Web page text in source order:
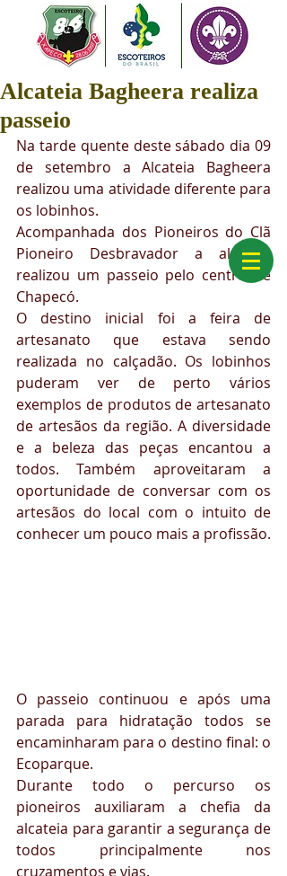
Alcateia Bagheera realiza
passeio
Na tarde quente deste sábado dia 09
de setembro a Alcateia Bagheera
realizou uma atividade diferente para
os lobinhos.
Acompanhada dos Pioneiros do Clã
Pioneiro Desbravador a alcateia
realizou um passeio pelo centro de
Chapecó.
O destino inicial foi a feira de
artesanato que estava sendo
realizada no calçadão. Os lobinhos
puderam ver de perto vários
exemplos de produtos de artesanato
de artesãos da região. A diversidade
e a beleza das peças encantou a
todos. Também aproveitaram a
oportunidade de conversar com os
artesãos do local com o intuito de
conhecer um pouco mais a profissão.
O passeio continuou e após uma
parada para hidratação todos se
encaminharam para o destino final: o
Ecoparque.
Durante todo o percurso os
pioneiros auxiliaram a chefia da
alcateia para garantir a segurança de
todos principalmente nos
cruzamentos e vias.